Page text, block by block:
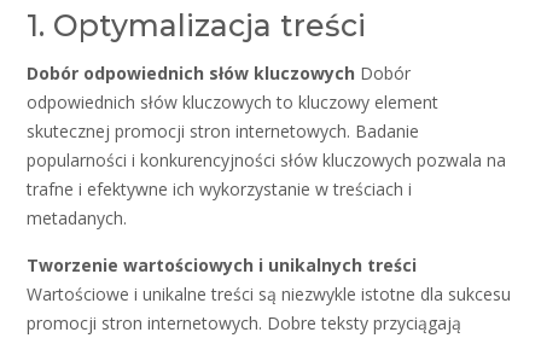
1. Optymalizacja treści
Dobór odpowiednich słów kluczowych Dobór
odpowiednich słów kluczowych to kluczowy element
skutecznej promocji stron internetowych. Badanie
popularności i konkurencyjności słów kluczowych pozwala na
trafne i efektywne ich wykorzystanie w treściach i
metadanych.
Tworzenie wartościowych i unikalnych treści
Wartościowe i unikalne treści są niezwykle istotne dla sukcesu
promocji stron internetowych. Dobre teksty przyciągają